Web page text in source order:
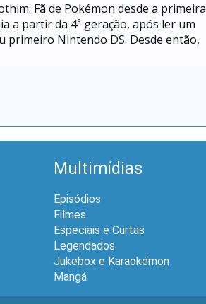
Fã de Pokémon desde a primeira
a partir da 4ª geração, após ler um
primeiro Nintendo DS. Desde então,
Multimídias
Episódios
Filmes
Especiais e Curtas
Legendados
Jukebox e Karaokémon
Mangá